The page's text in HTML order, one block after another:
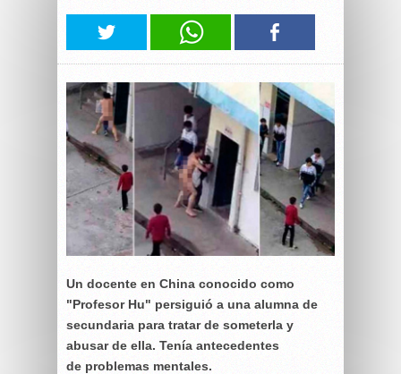
Un docente en China conocido como
"Profesor Hu" persiguió a una alumna de
secundaria para tratar de someterla y
abusar de ella. Tenía antecedentes
de problemas mentales.